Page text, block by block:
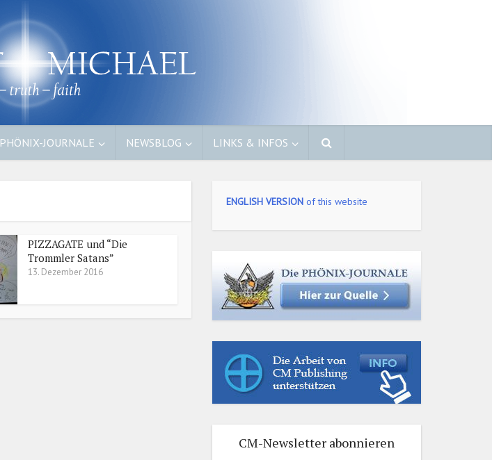
PHÖNIX-JOURNALE NEWSBLOG LINKS & INFOS
PIZZAGATE und “Die
Trommler Satans”
13. Dezember 2016
ENGLISH VERSION of this website
CM-Newsletter abonnieren